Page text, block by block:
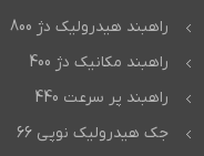
راهبند هیدرولیک دژ 800
راهبند مکانیک دژ 400
راهبند پر سرعت 440
جک هیدرولیک نوپی 66